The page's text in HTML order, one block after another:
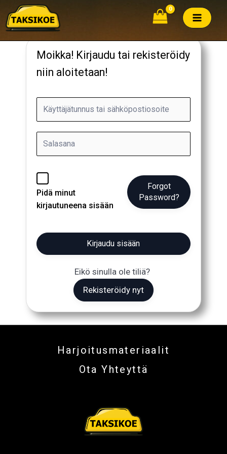
Siirry
sisältöön
Moikka! Kirjaudu tai rekisteröidy
niin aloitetaan!
Pidä minut
kirjautuneena sisään
Forgot
Password?
Kirjaudu sisään
Eikö sinulla ole tiliä?
Rekisteröidy nyt
Harjoitusmateriaalit
Ota Yhteyttä